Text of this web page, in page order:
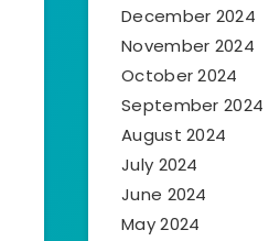
December 2024
November 2024
October 2024
September 2024
August 2024
July 2024
June 2024
May 2024